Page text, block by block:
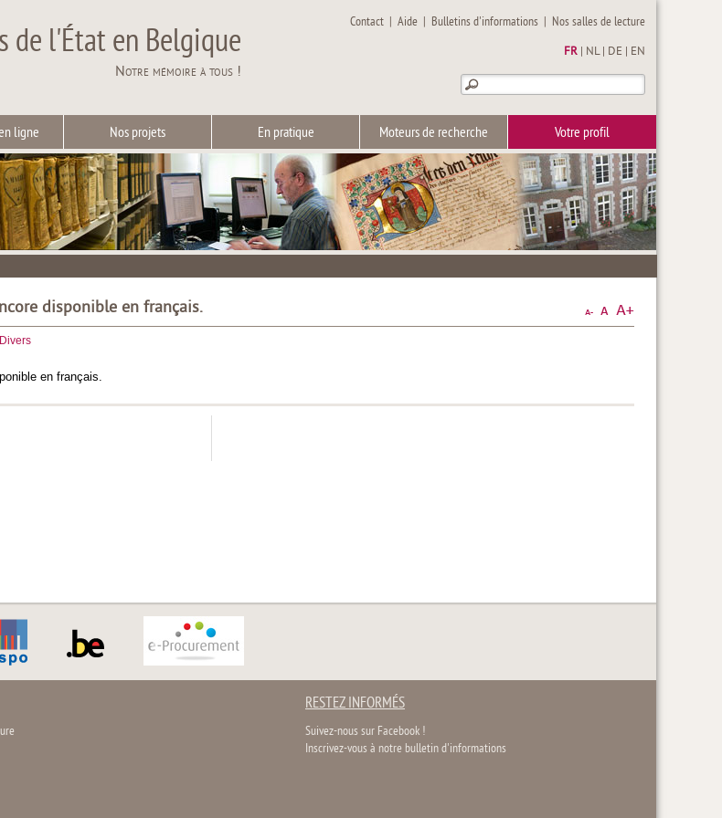
de l'État en Belgique
Notre mémoire à tous !
Contact |Aide | Bulletins d'informations | Nos salles de lecture
FR NL| DE EN
ligne Nos projets En pratique Moteurs de recherche Votre profil
disponible en français.
Divers
en français.
RESTEZ INFORMÉS
Suivez-nous sur Facebook !
Inscrivez-vous à notre bulletin d'informations